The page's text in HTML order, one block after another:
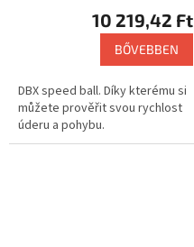
10 219,42 Ft
BŐVEBBEN
DBX speed ball. Díky kterému si
můžete prověřit svou rychlost
úderu a pohybu.